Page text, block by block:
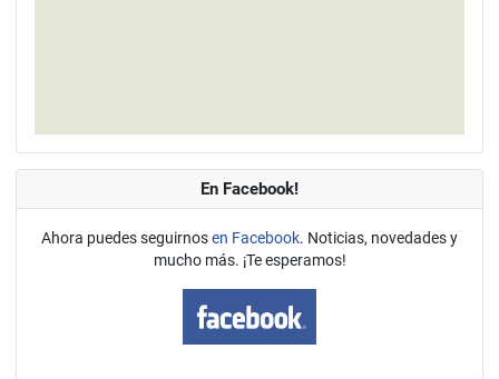
En Facebook!
Ahora puedes seguirnosen Facebook. Noticias, novedades y
mucho más. ¡Te esperamos!